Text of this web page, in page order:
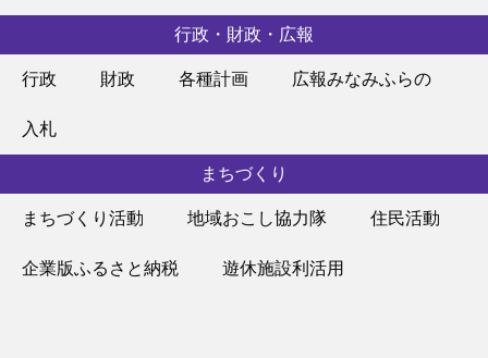
行政・財政・広報
行政 財政 各種計画 広報みなみふらの
入札
まちづくり
まちづくり活動 地域おこし協力隊 住民活動
企業版ふるさと納税 遊休施設利活用